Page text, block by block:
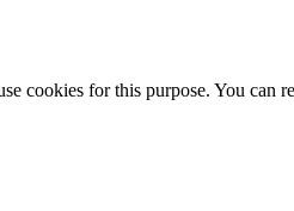
cookies for this purpose. You can